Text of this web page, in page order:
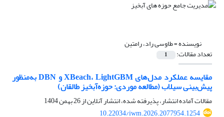
نویسنده =طاوسی راد، رامتین
تعداد مقالات: 1
مقایسه عملکرد مدل‌های XBeach، LightGBM و DBN به‌منظور
پیش‌بینی سیلاب (مطالعه موردی: حوزه‌آبخیز طالقان)
مقالات آماده انتشار، پذیرفته شده، انتشار آنلاین از26 بهمن 1404
10.22034/iwm.2026.2077954.1254